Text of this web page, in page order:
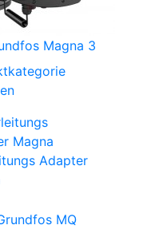
Magna 3
Adapter